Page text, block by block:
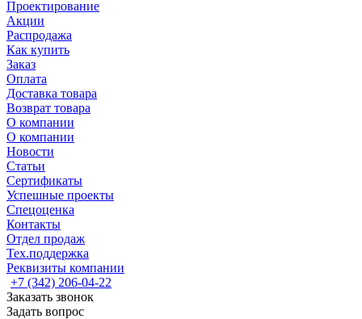
Проектирование
Акции
Распродажа
Как купить
Заказ
Оплата
Доставка товара
Возврат товара
О компании
О компании
Новости
Статьи
Сертификаты
Успешные проекты
Спецоценка
Контакты
Отдел продаж
Тех.поддержка
Реквизиты компании
+7 (342) 206-04-22
Заказать звонок
Задать вопрос